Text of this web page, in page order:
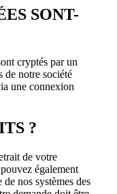
SONT-
cryptés par un
de notre société
une connexion
?
de votre
également
nos systèmes des